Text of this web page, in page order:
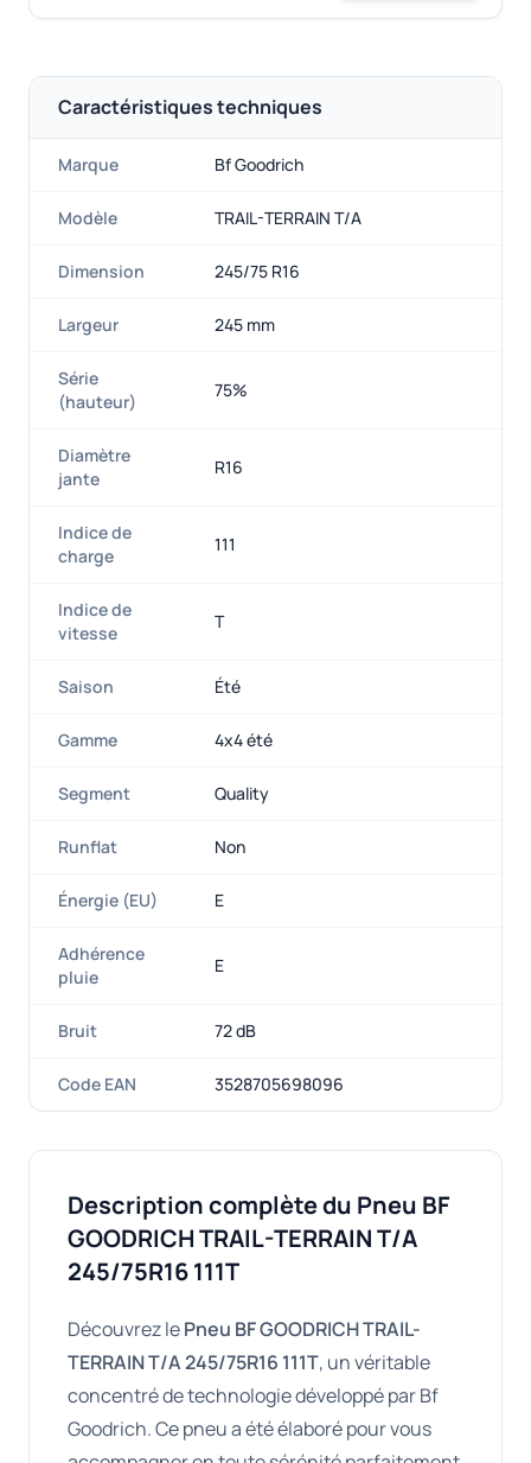
Caractéristiques techniques
Marque Bf Goodrich
Modèle TRAIL-TERRAIN T/A
Dimension 245/75 R16
Largeur 245 mm
Série
(hauteur)
75%
Diamètre
jante
R16
Indice de
charge
111
Indice de
vitesse
T
Saison Été
Gamme 4x4 été
Segment Quality
Runflat Non
Énergie (EU) E
Adhérence
pluie
E
Bruit 72 dB
Code EAN 3528705698096
Description complète du Pneu BF
GOODRICH TRAIL-TERRAIN T/A
245/75R16 111T
Découvrez lePneu BF GOODRICH TRAIL-
TERRAIN T/A 245/75R16 111T, un véritable
concentré de technologie développé par Bf
Goodrich. Ce pneu a été élaboré pour vous